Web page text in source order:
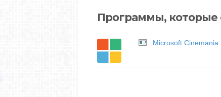
Программы, которые
Microsoft Cinemania